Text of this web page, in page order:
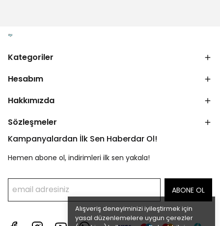
Alışveriş deneyiminizi iyileştirmek için
yasal düzenlemelere uygun çerezler
Kategoriler
Hesabım
Hakkımızda
Sözleşmeler
Kampanyalardan İlk Sen Haberdar Ol!
Hemen abone ol, indirimleri ilk sen yakala!
ABONE OL